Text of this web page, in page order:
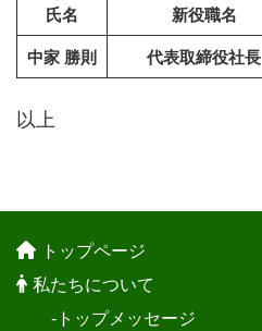
氏名 新役職名
中家 勝則
代表取締役社長
以上
トップページ
私たちについて
-トップメッセージ